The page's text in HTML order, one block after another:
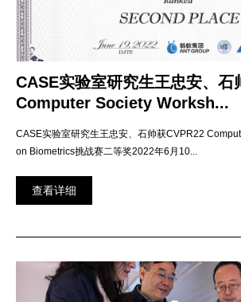
CASE实验室研究生王忠安、石
Computer Society Worksh...
CASE实验室研究生王忠安、石帅获CVPR22
on Biometrics挑战赛二等奖2022年6月10...
查看详细